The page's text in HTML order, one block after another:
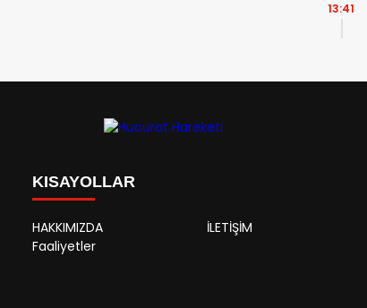
13:41
KISAYOLLAR
HAKKIMIZDA
İLETİŞİM
Faaliyetler